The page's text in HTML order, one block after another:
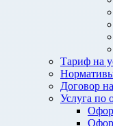
Тариф на
Договор
Услуга